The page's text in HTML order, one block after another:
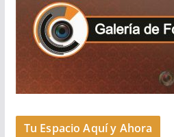
Tu Espacio Aquí y Ahora